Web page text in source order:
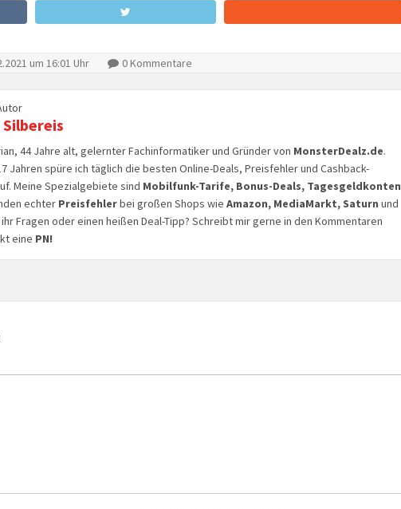
um 16:01 Uhr 0 Kommentare
44 Jahre alt, gelernter Fachinformatiker und Gründer von MonsterDealz.de.
Jahren spüre ich täglich die besten Online-Deals, Preisfehler und Cashback-
Meine Spezialgebiete sind Mobilfunk-Tarife, Bonus-Deals, Tagesgeldkonten
echterPreisfehlerbei großen Shops wie Amazon, MediaMarkt, Saturn und
Fragen oder einen heißen Deal-Tipp? Schreibt mir gerne in den Kommentaren
eine PN!